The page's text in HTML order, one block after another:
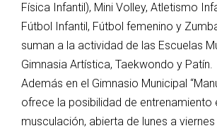
Física Infantil), Mini Volley, Atletismo
Fútbol Infantil, Fútbol femenino y
suman a la actividad de las Escuelas
Gimnasia Artística, Taekwondo y Patín.
Además en el Gimnasio Municipal
ofrece la posibilidad de entrenamiento
musculación, abierta de lunes a